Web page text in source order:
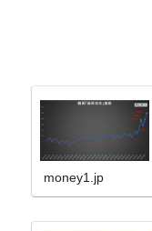
money1.jp